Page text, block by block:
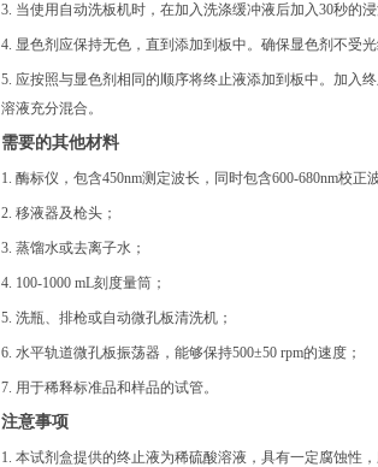
3. 当使用自动洗板机时，在加入洗涤缓冲液后加入30秒的
4. 显色剂应保持无色，直到添加到板中。确保显色剂不受
5. 应按照与显色剂相同的顺序将终止液添加到板中。加入
溶液充分混合。
需要的其他材料
1. 酶标仪，包含450nm测定波长，同时包含600-680nm校正
2. 移液器及枪头；
3. 蒸馏水或去离子水；
4. 100-1000 mL刻度量筒；
5. 洗瓶、排枪或自动微孔板清洗机；
6. 水平轨道微孔板振荡器，能够保持500±50 rpm的速度；
7. 用于稀释标准品和样品的试管。
注意事项
1. 本试剂盒提供的终止液为稀硫酸溶液，具有一定腐蚀性，